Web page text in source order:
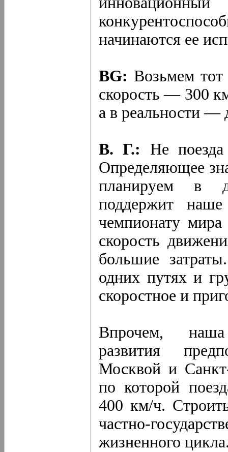
начинаются ее
BG: Возьмем
скорость — 300
а в реальности —
В. Г.: Не
Определяющее
планируем в
поддержит
чемпионату
скорость
большие
одних путях и
скоростное и
Впрочем, наша
развития
Москвой и
по которой
400 км/ч.
частно-
жизненного